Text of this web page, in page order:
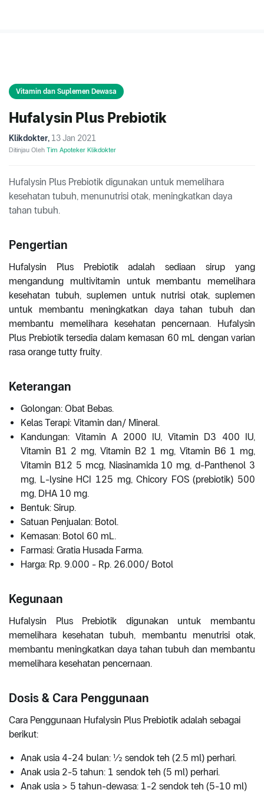
Vitamin dan Suplemen Dewasa
Hufalysin Plus Prebiotik
Klikdokter, 13 Jan 2021
Ditinjau Oleh Tim Apoteker Klikdokter
Hufalysin Plus Prebiotik digunakan untuk memelihara
kesehatan tubuh, menunutrisi otak, meningkatkan daya
tahan tubuh.
Pengertian
Hufalysin Plus Prebiotik adalah sediaan sirup yang
mengandung multivitamin untuk membantu memelihara
kesehatan tubuh, suplemen untuk nutrisi otak, suplemen
untuk membantu meningkatkan daya tahan tubuh dan
membantu memelihara kesehatan pencernaan. Hufalysin
Plus Prebiotik tersedia dalam kemasan 60 mL dengan varian
rasa orange tutty fruity.
Keterangan
Golongan: Obat Bebas.
Kelas Terapi: Vitamin dan/ Mineral.
Kandungan: Vitamin A 2000 IU, Vitamin D3 400 IU,
Vitamin B1 2 mg, Vitamin B2 1 mg, Vitamin B6 1 mg,
Vitamin B12 5 mcg, Niasinamida 10 mg, d-Panthenol 3
mg, L-lysine HCI 125 mg, Chicory FOS (prebiotik) 500
mg, DHA 10 mg.
Bentuk: Sirup.
Satuan Penjualan: Botol.
Kemasan: Botol 60 mL.
Farmasi: Gratia Husada Farma.
Harga: Rp. 9.000 - Rp. 26.000/ Botol
Kegunaan
Hufalysin Plus Prebiotik digunakan untuk membantu
memelihara kesehatan tubuh, membantu menutrisi otak,
membantu meningkatkan daya tahan tubuh dan membantu
memelihara kesehatan pencernaan.
Dosis & Cara Penggunaan
Cara Penggunaan Hufalysin Plus Prebiotik adalah sebagai
berikut:
Anak usia 4-24 bulan: ½ sendok teh (2.5 ml) perhari.
Anak usia 2-5 tahun: 1 sendok teh (5 ml) perhari.
Anak usia > 5 tahun-dewasa: 1-2 sendok teh (5-10 ml)